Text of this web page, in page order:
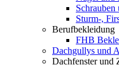
Sturm-,
Berufbekleidung
FHB
Dachgullys und
Dachfenster und